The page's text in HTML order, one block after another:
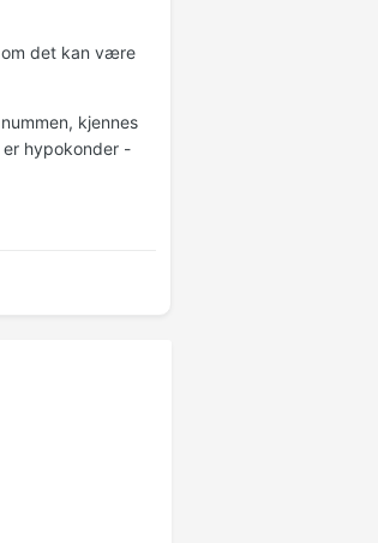
om det kan være
kjennes
hypokonder -